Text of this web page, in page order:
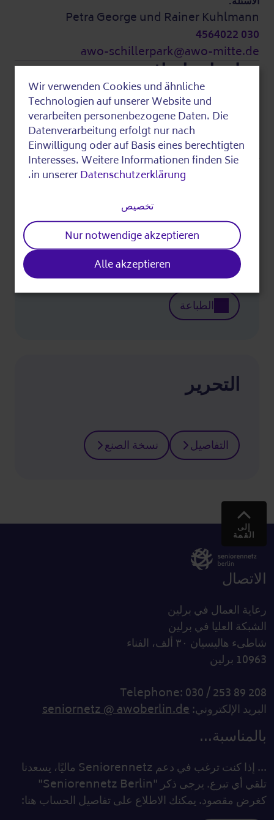
Petra George und Rainer Kuhlmann
030 4564022
awo-schillerpark@awo-mitte.de
معلومات إضافية
التكاليف:
هذا الحدث مجاني.
آخر تحرير
Divide
الطباعة
التحرير
التفاصيل نسخة الصنع
إلى
القمة
الاتصال
رعاية العمال في برلين
الشبكة العليا في برلين
شاطىء هاليسيان ٣٠ ألف، الفناء
10963 برلين
Telephone: 030 / 253 89 208
البريد الإلكتروني:seniornetz @ awoberlin.de
بالمناسبة...
... إذا كنت ترغب في دعم Seniorennetz ماليًا، يسعدنا
تلقي أي تبرع. يرجى ذكر "Seniorennetz Berlin"
كغرض مقصود. يمكنك الاطلاع على تفاصيل الحساب هنا:
of
personal
data
Wir verwenden Cookies und ähnliche
Technologien auf unserer Website und
verarbeiten personenbezogene Daten. Die
Datenverarbeitung erfolgt nur nach
Einwilligung oder auf Basis eines berechtigten
Interesses. Weitere Informationen finden Sie
in unsererDatenschutzerklärung
.
تخصيص
Nur notwendige akzeptieren
Alle akzeptieren